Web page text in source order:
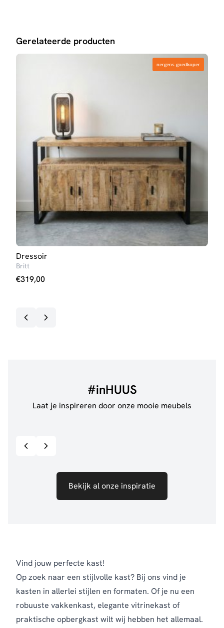
Gerelateerde producten
nergens goedkoper
nergens goedkoper
Dressoir
Britt
€319,00
#inHUUS
Laat je inspireren door onze mooie meubels
Bekijk al onze inspiratie
Vind jouw perfecte kast!
Op zoek naar een stijlvolle kast? Bij ons vind je
kasten in allerlei stijlen en formaten. Of je nu een
robuuste vakkenkast, elegante vitrinekast of
praktische opbergkast wilt wij hebben het allemaal.